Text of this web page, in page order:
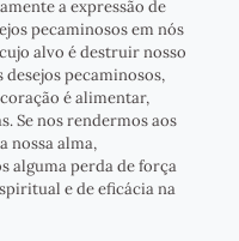
a expressão de
pecaminosos em nós
alvo é destruir nosso
pecaminosos,
é alimentar,
Se nos rendermos aos
nossa alma,
alguma perda de força
e de eficácia na